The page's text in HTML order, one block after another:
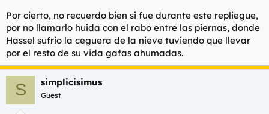
Por cierto, no recuerdo bien si fue durante este repliegue,
por no llamarlo huida con el rabo entre las piernas, donde
Hassel sufrio la ceguera de la nieve tuviendo que llevar
por el resto de su vida gafas ahumadas.
S simplicisimus
Guest